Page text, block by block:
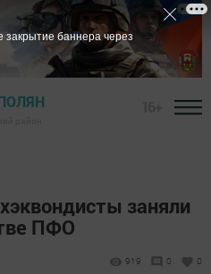
заняли
ПФО
919 0 0
закрытие баннера через